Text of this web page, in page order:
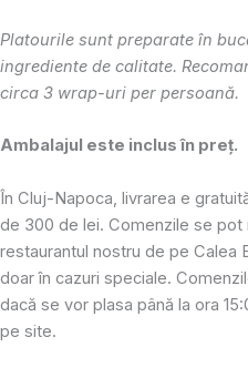
Platourile sunt preparate în
ingrediente de calitate.
circa 3 wrap-uri per persoană.
Ambalajul este inclus în preţ.
În Cluj-Napoca, livrarea e
de 300 de lei. Comenzile se pot
restaurantul nostru de pe Calea
doar în cazuri speciale.
dacă se vor plasa până la ora
pe site.